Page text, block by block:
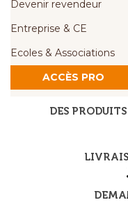
Devenir revendeur
Entreprise & CE
Ecoles & Associations
ACCÈS PRO
DES